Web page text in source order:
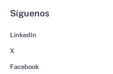
Síguenos
LinkedIn
X
Facebook